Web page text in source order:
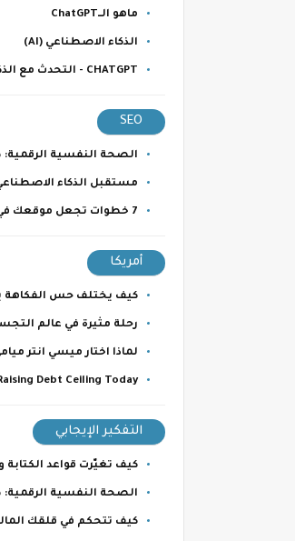
ماهو الــChatGPT
الذكاء الاصطناعي (AI)
CHATGPT - التحدث مع الذكاء الاصطناعي
SEO
الصحة النفسية
مستقبل الذكاء
7 خطوات تجعل موقعك في الصفحات الأولى في جوجل.
أمريكا
كيف يختلف حس الفكاهة
رحلة مثيرة في عالم
لماذا اختار ميسي انتر
Debt Ceiling Today.
التفكير الإيجابي
كيف تغيّرت قواعد
الصحة النفسية
كيف تتحكم في قلقك